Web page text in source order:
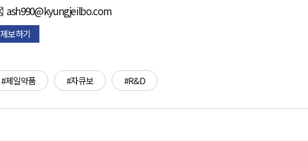
ash990@kyungjeilbo.com
제보하기
#제일약품 #자큐보 #R&D